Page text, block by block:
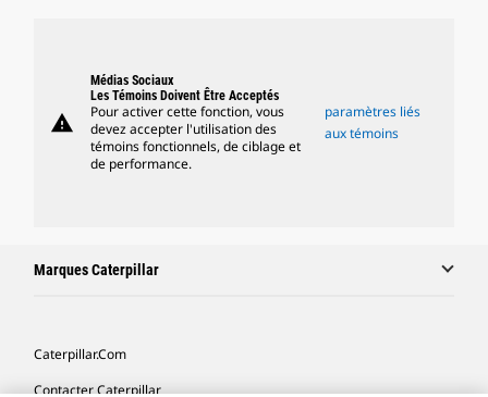
warning
Médias Sociaux
Les Témoins Doivent Être Acceptés
Pour activer cette fonction, vous
devez accepter l'utilisation des
témoins fonctionnels, de ciblage et
de performance.
paramètres liés
aux témoins
Marques Caterpillar
Caterpillar.com
Contacter Caterpillar